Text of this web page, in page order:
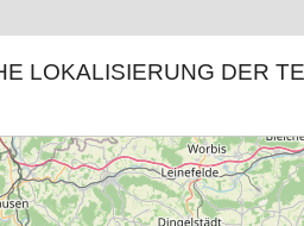
LOKALISIERUNG DER